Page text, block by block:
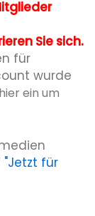
Sie sich.
für
wurde
ein um
"Jetzt für